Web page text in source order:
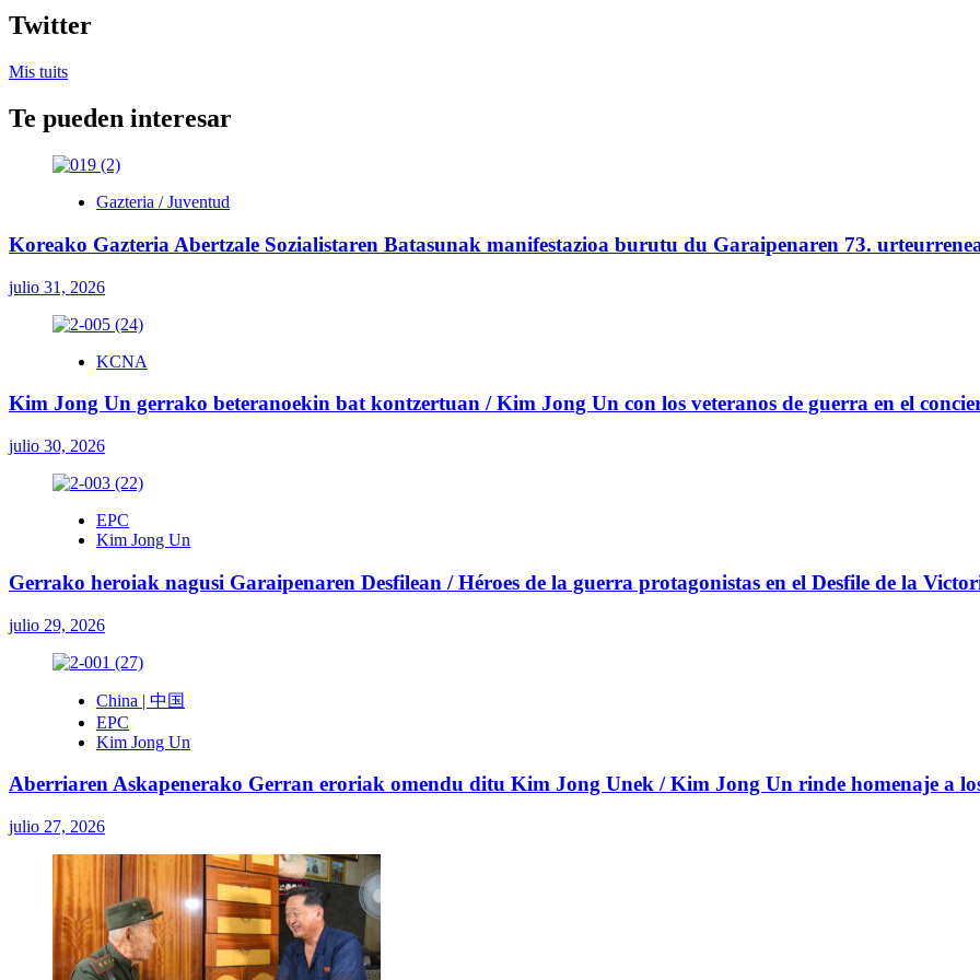
Twitter
Mis tuits
Te pueden interesar
Gazteria / Juventud
Koreako Gazteria Abertzale Sozialistaren Batasunak manifestazioa burutu du Garaipenaren 73.
julio 31, 2026
KCNA
Kim Jong Un gerrako beteranoekin bat kontzertuan / Kim Jong Un con los veteranos de guerra en el
julio 30, 2026
EPC
Kim Jong Un
Gerrako heroiak nagusi Garaipenaren Desfilean / Héroes de la guerra protagonistas en el Desfile de la
julio 29, 2026
China | 中国
EPC
Kim Jong Un
Aberriaren Askapenerako Gerran eroriak omendu ditu Kim Jong Unek / Kim Jong Un rinde homenaje a
julio 27, 2026